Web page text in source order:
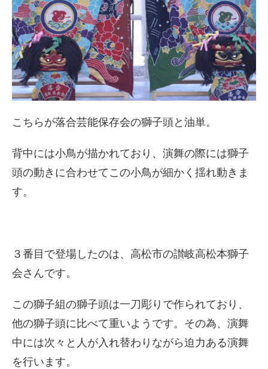
こちらが落合芸能保存会の獅子頭と油単。
背中には小鳥が描かれており、演舞の際には獅子
頭の動きに合わせてこの小鳥が細かく揺れ動きま
す。
３番目で登場したのは、高松市の讃岐高松本獅子
会さんです。
この獅子組の獅子頭は一刀彫りで作られており、
他の獅子頭に比べて重いようです。その為、演舞
中には次々と人が入れ替わりながら迫力ある演舞
を行います。